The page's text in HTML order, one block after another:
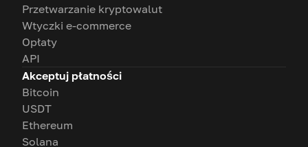
Przetwarzanie kryptowalut
Wtyczki e-commerce
Opłaty
API
Akceptuj płatności
Bitcoin
USDT
Ethereum
Solana